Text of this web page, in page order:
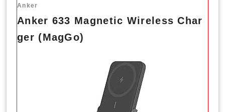
Anker
Anker 633 Magnetic Wireless Char
ger (MagGo)